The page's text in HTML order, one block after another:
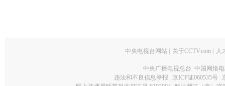
中央电视台网站 关于CCTV.com 人
中央广播电视总台 中国网络
违法和不良信息举报
京ICP证060535号